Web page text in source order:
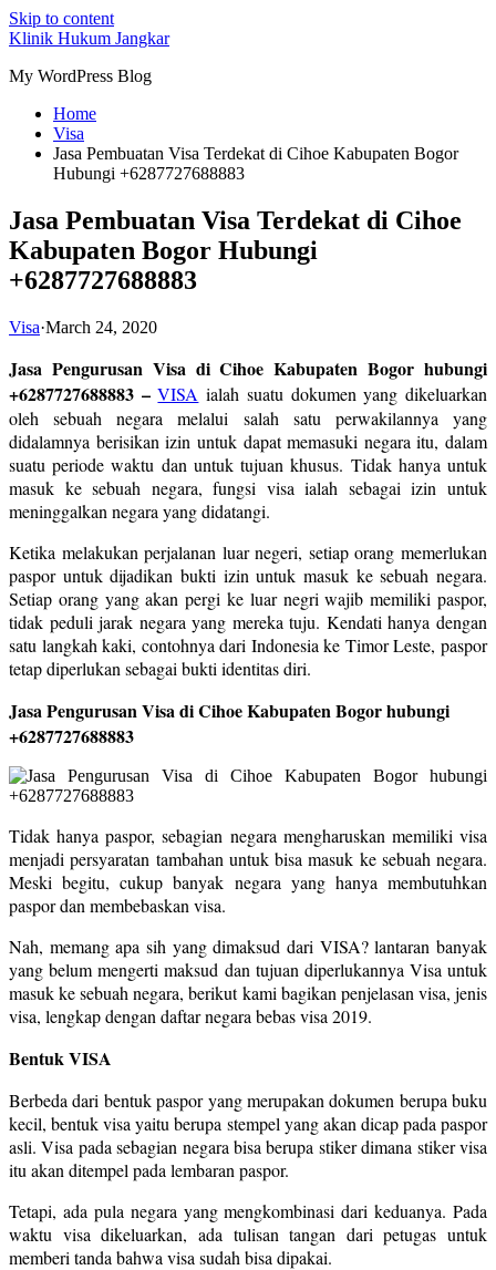
Skip to content
Klinik Hukum Jangkar
My WordPress Blog
Home
Visa
Jasa Pembuatan Visa Terdekat di Cihoe Kabupaten Bogor
Hubungi +6287727688883
Jasa Pembuatan Visa Terdekat di Cihoe
Kabupaten Bogor Hubungi
+6287727688883
Visa·March 24, 2020
Jasa Pengurusan Visa di Cihoe Kabupaten Bogor hubungi
+6287727688883 –VISA ialah suatu dokumen yang dikeluarkan
oleh sebuah negara melalui salah satu perwakilannya yang
didalamnya berisikan izin untuk dapat memasuki negara itu, dalam
suatu periode waktu dan untuk tujuan khusus. Tidak hanya untuk
masuk ke sebuah negara, fungsi visa ialah sebagai izin untuk
meninggalkan negara yang didatangi.
Ketika melakukan perjalanan luar negeri, setiap orang memerlukan
paspor untuk dijadikan bukti izin untuk masuk ke sebuah negara.
Setiap orang yang akan pergi ke luar negri wajib memiliki paspor,
tidak peduli jarak negara yang mereka tuju. Kendati hanya dengan
satu langkah kaki, contohnya dari Indonesia ke Timor Leste, paspor
tetap diperlukan sebagai bukti identitas diri.
Jasa Pengurusan Visa di Cihoe Kabupaten Bogor hubungi
+6287727688883
Tidak hanya paspor, sebagian negara mengharuskan memiliki visa
menjadi persyaratan tambahan untuk bisa masuk ke sebuah negara.
Meski begitu, cukup banyak negara yang hanya membutuhkan
paspor dan membebaskan visa.
Nah, memang apa sih yang dimaksud dari VISA? lantaran banyak
yang belum mengerti maksud dan tujuan diperlukannya Visa untuk
masuk ke sebuah negara, berikut kami bagikan penjelasan visa, jenis
visa, lengkap dengan daftar negara bebas visa 2019.
Bentuk VISA
Berbeda dari bentuk paspor yang merupakan dokumen berupa buku
kecil, bentuk visa yaitu berupa stempel yang akan dicap pada paspor
asli. Visa pada sebagian negara bisa berupa stiker dimana stiker visa
itu akan ditempel pada lembaran paspor.
Tetapi, ada pula negara yang mengkombinasi dari keduanya. Pada
waktu visa dikeluarkan, ada tulisan tangan dari petugas untuk
memberi tanda bahwa visa sudah bisa dipakai.